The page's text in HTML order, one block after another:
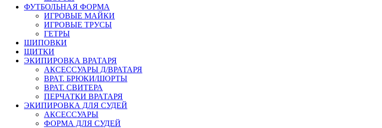
ФУТБОЛЬНАЯ ФОРМА
ИГРОВЫЕ МАЙКИ
ИГРОВЫЕ ТРУСЫ
ГЕТРЫ
ШИПОВКИ
ЩИТКИ
ЭКИПИРОВКА ВРАТАРЯ
АКСЕССУАРЫ Д/ВРАТАРЯ
ВРАТ. БРЮКИ/ШОРТЫ
ВРАТ. СВИТЕРА
ПЕРЧАТКИ ВРАТАРЯ
ЭКИПИРОВКА ДЛЯ СУДЕЙ
АКСЕССУАРЫ
ФОРМА ДЛЯ СУДЕЙ